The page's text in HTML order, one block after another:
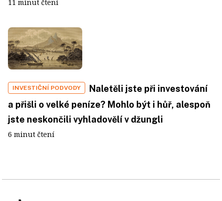
11 minut čtení
INVESTIČNÍ PODVODY
Naletěli jste při investování
a přišli o velké peníze? Mohlo být i hůř, alespoň
jste neskončili vyhladovělí v džungli
6 minut čtení